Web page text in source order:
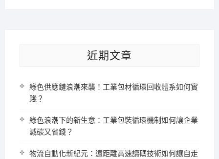
近期文章
綠色供應鏈浪潮來襲！工業包材循環回收體系如何實
踐？
綠色浪潮下的新生意：工業包裝循環機制如何讓企業
減碳又省錢？
物流自動化新紀元：遠距離高速讀碼技術如何讓自走